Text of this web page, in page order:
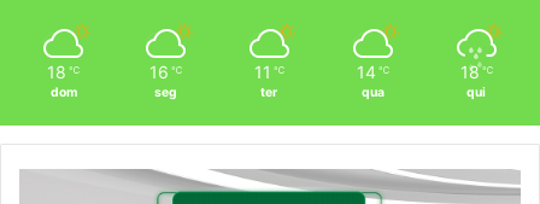
18 ℃
dom
16 ℃
seg
11 ℃
ter
14 ℃
qua
18 ℃
qui